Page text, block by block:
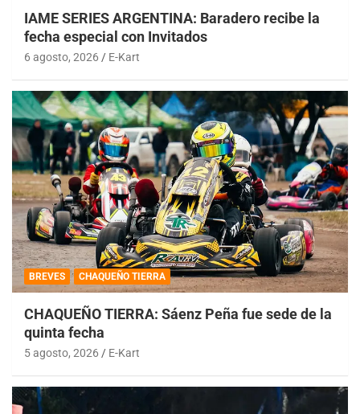
IAME SERIES ARGENTINA: Baradero recibe la
fecha especial con Invitados
6 agosto, 2026 E-Kart
BREVES CHAQUEÑO TIERRA
CHAQUEÑO TIERRA: Sáenz Peña fue sede de la
quinta fecha
5 agosto, 2026 E-Kart